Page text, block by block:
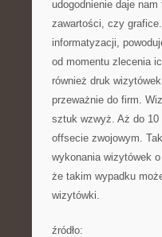
udogodnienie daje
zawartości, czy
informatyzacji,
od momentu zlecenia
również druk
przeważnie do firm.
sztuk wzwyż. Aż do
offsecie zwojowym.
wykonania wizytówek
że takim wypadku
wizytówki.
źródło: